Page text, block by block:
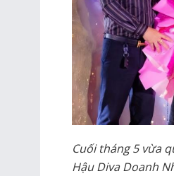
Cuối tháng 5 vừa
Hậu Diva Doanh